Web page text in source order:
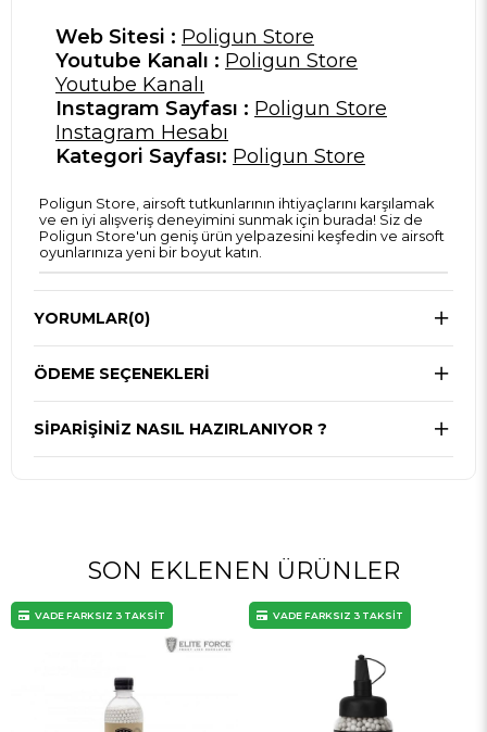
Web Sitesi : Poligun Store
Youtube Kanalı : Poligun Store
Youtube Kanalı
Instagram Sayfası : Poligun Store
Instagram Hesabı
Kategori Sayfası: Poligun Store
Poligun Store, airsoft tutkunlarının ihtiyaçlarını karşılamak
ve en iyi alışveriş deneyimini sunmak için burada! Siz de
Poligun Store'un geniş ürün yelpazesini keşfedin ve airsoft
oyunlarınıza yeni bir boyut katın.
YORUMLAR(0)
ÖDEME SEÇENEKLERI
SIPARIŞINIZ NASIL HAZIRLANIYOR ?
SON EKLENEN ÜRÜNLER
VADE FARKSIZ 3 TAKSİT VADE FARKSIZ 3 TAKSİT